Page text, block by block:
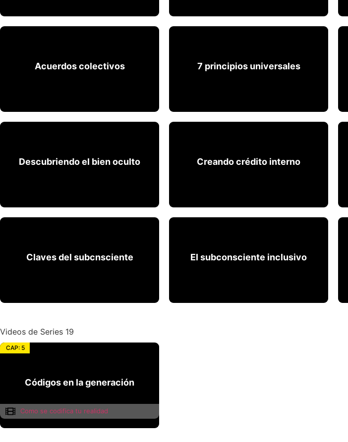
Acuerdos colectivos
Acuerdos colectivos
7 principios universales
7 principios universales
Descubriendo el bien oculto
Descubriendo el bien oculto
Creando crédito interno
Creando crédito interno
Claves del subcnsciente
Claves del subcnsciente
El subconsciente inclusivo
El subconsciente inclusivo
Videos de Series 19
CAP: 5
Códigos en la generación
Códigos en la generación
Como se codifica tu realidad